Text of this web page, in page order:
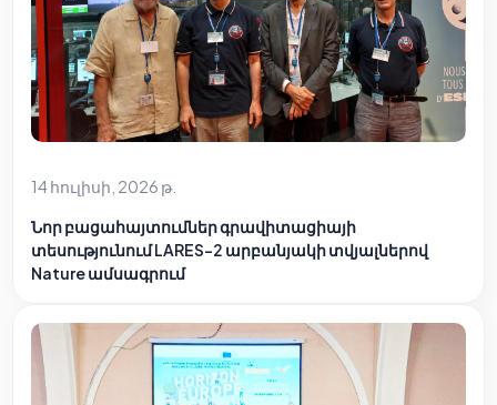
14 հուլիսի, 2026 թ.
Նոր բացահայտումներ գրավիտացիայի
տեսությունում LARES-2 արբանյակի տվյալներով
Nature ամսագրում